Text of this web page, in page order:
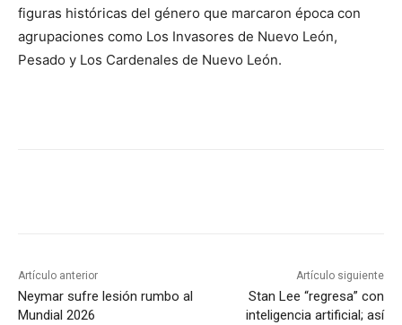
figuras históricas del género que marcaron época con
agrupaciones como Los Invasores de Nuevo León,
Pesado y Los Cardenales de Nuevo León.
Artículo anterior
Neymar sufre lesión rumbo al
Mundial 2026
Artículo siguiente
Stan Lee “regresa” con
inteligencia artificial; así